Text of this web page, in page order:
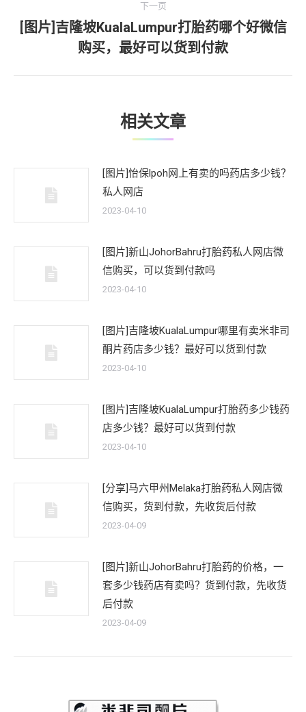
下一页
下
一
文
[图片]吉隆坡KualaLumpur打胎药哪个好微信
购买，最好可以货到付款
相关文章
[图片]怡保lpoh网上有卖的吗药店多少钱？
私人网店
2023-04-10
[图片]新山JohorBahru打胎药私人网店微
信购买，可以货到付款吗
2023-04-10
[图片]吉隆坡KualaLumpur哪里有卖米非司
酮片药店多少钱？最好可以货到付款
2023-04-10
[图片]吉隆坡KualaLumpur打胎药多少钱药
店多少钱？最好可以货到付款
2023-04-10
[分享]马六甲州Melaka打胎药私人网店微
信购买，货到付款，先收货后付款
2023-04-09
[图片]新山JohorBahru打胎药的价格，一
套多少钱药店有卖吗？货到付款，先收货
后付款
2023-04-09